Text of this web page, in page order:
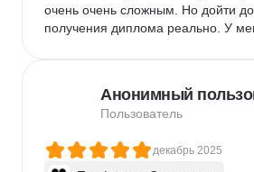
очень очень сложным. Но дойти
получения диплома реально. У
Анонимный
Пользователь
декабрь 2025